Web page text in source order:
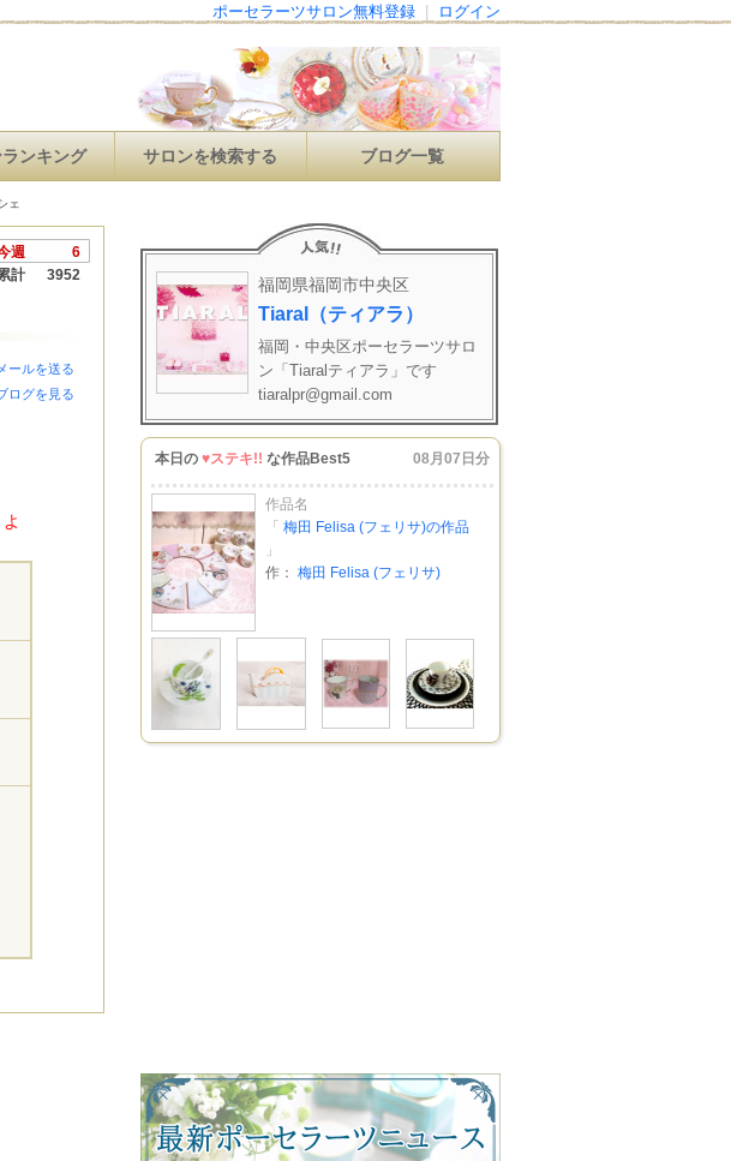
ログイン
ポーセラーツサロン無料登録
ンキング サロンを検索する ブログ一覧
ェ
週
6
計
3952
メールを送る
ログを見る
よ
福岡県福岡市中央区
Tiaral（ティアラ）
福岡・中央区ポーセラーツサロ
ン「Tiaralティアラ」です
tiaralpr@gmail.com
本日の ♥ステキ!! な作品Best5 08月07日分
作品名
「 梅田 Felisa (フェリサ)の作品
」
作： 梅田 Felisa (フェリサ)